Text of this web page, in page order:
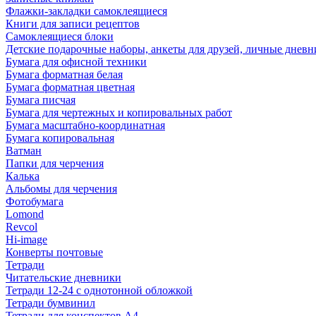
Флажки-закладки самоклеящиеся
Книги для записи рецептов
Самоклеящиеся блоки
Детские подарочные наборы, анкеты для друзей, личные
Бумага для офисной техники
Бумага форматная белая
Бумага форматная цветная
Бумага писчая
Бумага для чертежных и копировальных работ
Бумага масштабно-координатная
Бумага копировальная
Ватман
Папки для черчения
Калька
Альбомы для черчения
Фотобумага
Lomond
Revcol
Hi-image
Конверты почтовые
Тетради
Читательские дневники
Тетради 12-24 с однотонной обложкой
Тетради бумвинил